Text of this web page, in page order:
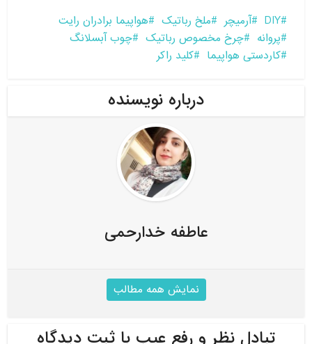
DIY آرمیچر ملخ رباتیک
هواپیما برادران رایت
پروانه
چرخ مخصوص رباتیک
چوب آبسلانگ
کاردستی هواپیما
کلید راکر
درباره نویسنده
عاطفه خدارحمی
نمایش همه مطالب
تبادل نظر و رفع عیب با ثبت دیدگاه